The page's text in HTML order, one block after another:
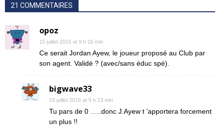
21 COMMENTAIRES
opoz
15 juillet 2016 at 9 h 16 min
Ce serait Jordan Ayew, le joueur proposé au Club par
son agent. Validé ? (avec/sans éduc spé).
bigwave33
15 juillet 2016 at 9 h 23 min
Tu pars de 0 …..donc J.Ayew t ‘apportera forcement
un plus !!